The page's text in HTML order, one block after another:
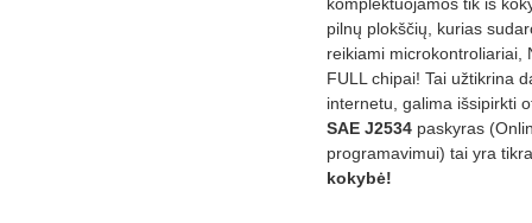
pilnų plokščių, kurias
reikiami microkontroliariai,
FULL chipai! Tai užtikrina
internetu, galima išsipirkti
SAE J2534 paskyras
programavimui) tai yra
kokybė!